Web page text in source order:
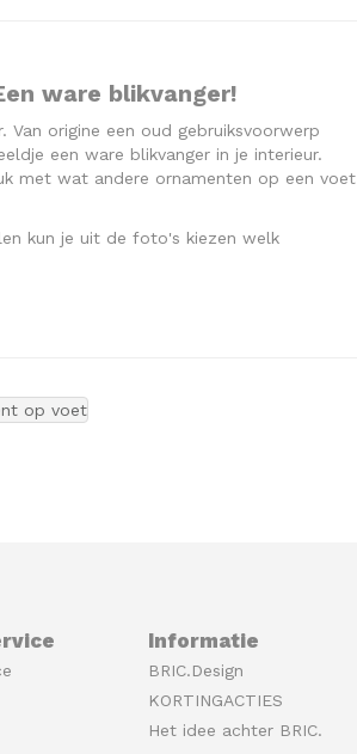
ware blikvanger!
origine een oud gebruiksvoorwerp
een ware blikvanger in je interieur.
met wat andere ornamenten op een voet
kun je uit de foto's kiezen welk
op voet
Informatie
BRIC.Design
KORTINGACTIES
Het idee achter BRIC.